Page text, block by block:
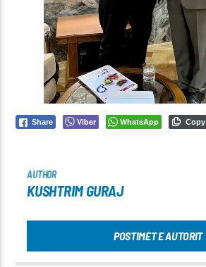
Share Viber WhatsApp Copy
AUTHOR
KUSHTRIM GURAJ
POSTIMET E AUTORIT